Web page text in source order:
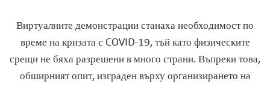
Виртуалните демонстрации станаха необходимост по
време на кризата с COVID-19, тъй като физическите
срещи не бяха разрешени в много страни. Въпреки това,
обширният опит, изграден върху организирането на